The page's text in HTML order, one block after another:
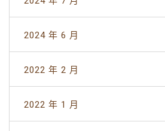
2024 年 6 月
2022 年 2 月
2022 年 1 月